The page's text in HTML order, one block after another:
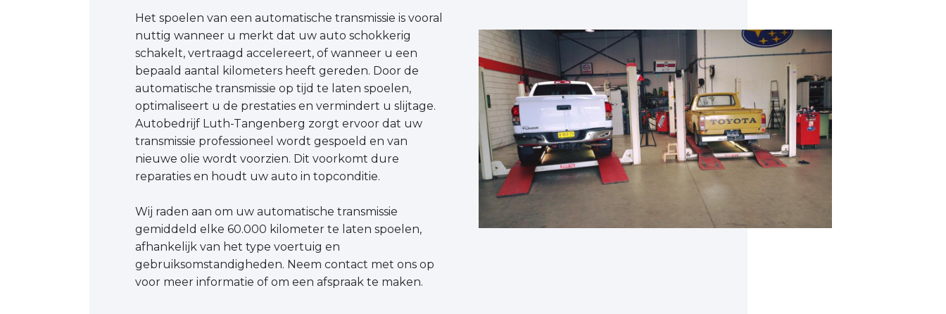
Het spoelen van een automatische transmissie is vooral
nuttig wanneer u merkt dat uw auto schokkerig
schakelt, vertraagd accelereert, of wanneer u een
bepaald aantal kilometers heeft gereden. Door de
automatische transmissie op tijd te laten spoelen,
optimaliseert u de prestaties en vermindert u slijtage.
Autobedrijf Luth-Tangenberg zorgt ervoor dat uw
transmissie professioneel wordt gespoeld en van
nieuwe olie wordt voorzien. Dit voorkomt dure
reparaties en houdt uw auto in topconditie.
Wij raden aan om uw automatische transmissie
gemiddeld elke 60.000 kilometer te laten spoelen,
afhankelijk van het type voertuig en
gebruiksomstandigheden. Neem contact met ons op
voor meer informatie of om een afspraak te maken.